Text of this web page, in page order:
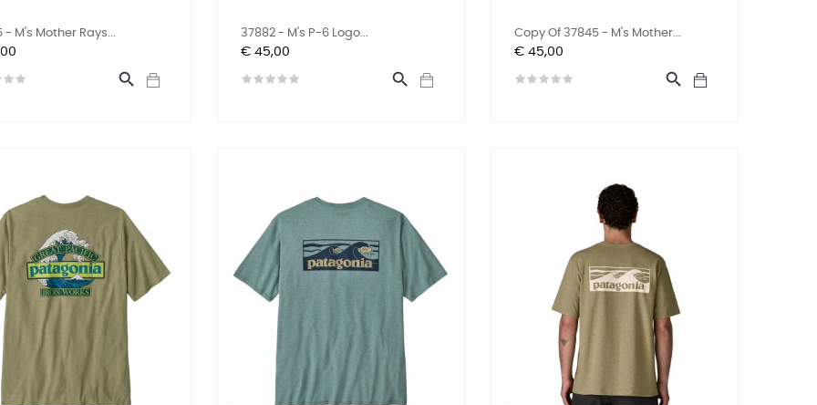
- M's Mother Rays...

37882 - M's P-6 Logo...
Prijs
€ 45,00

Copy Of 37845 - M's Mother...
Prijs
€ 45,00
